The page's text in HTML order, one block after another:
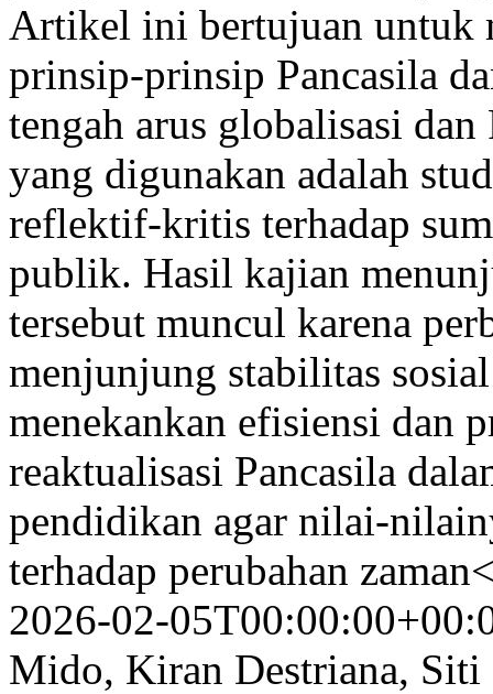
Artikel ini bertujuan untuk
prinsip-prinsip Pancasila
tengah arus globalisasi
yang digunakan adalah
reflektif-kritis terhadap
publik. Hasil kajian
tersebut muncul karena
menjunjung stabilitas
menekankan efisiensi dan
reaktualisasi Pancasila
pendidikan agar nilai-
terhadap perubahan
2026-02-
Mido, Kiran Destriana, Siti